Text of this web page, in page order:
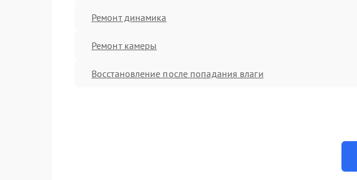
Ремонт динамика
Ремонт камеры
Восстановление после попадания влаги